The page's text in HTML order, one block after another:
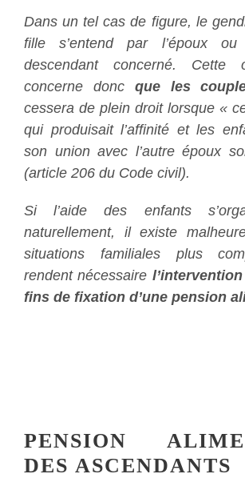
PENSION
DES ASCENDANTS
Dans un tel cas de figure, le
fille s’entend par l’époux ou
descendant concerné. Cette
concerne donc que les
cessera de plein droit lorsque «
qui produisait l’affinité et les
son union avec l’autre époux
(article 206 du Code civil).
Si l’aide des enfants
naturellement, il existe
situations familiales plus
rendent nécessaire
fins de fixation d’une pension